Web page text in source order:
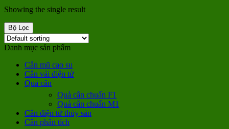
Showing the single result
Bộ Lọc
Danh mục sản phẩm
Cân mũ cao su
Cân vải điện tử
Quả cân
Quả cân chuẩn F1
Quả cân chuẩn M1
Cân điện tử thủy sản
Cân phân tích